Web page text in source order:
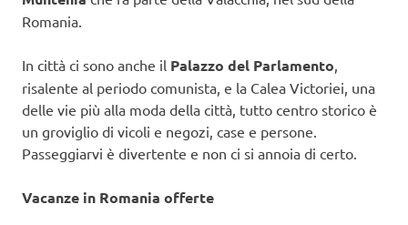
Romania.
In città ci sono anche il Palazzo del Parlamento
risalente al periodo comunista, e la Calea Victoriei, una
delle vie più alla moda della città, tutto centro storico è
un groviglio di vicoli e negozi, case e persone.
Passeggiarvi è divertente e non ci si annoia di certo.
Vacanze in Romania offerte